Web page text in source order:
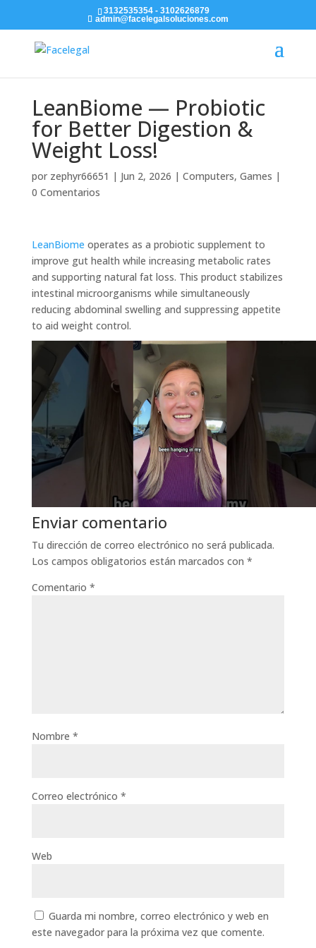
3132535354 - 3102626879
admin@facelegalsoluciones.com
LeanBiome — Probiotic
for Better Digestion &
Weight Loss!
por zephyr66651 | Jun 2, 2026 | Computers, Games |
0 Comentarios
LeanBiome operates as a probiotic supplement to
improve gut health while increasing metabolic rates
and supporting natural fat loss. This product stabilizes
intestinal microorganisms while simultaneously
reducing abdominal swelling and suppressing appetite
to aid weight control.
Enviar comentario
Tu dirección de correo electrónico no será publicada.
Los campos obligatorios están marcados con *
Comentario *
Nombre *
Correo electrónico *
Web
Guarda mi nombre, correo electrónico y web en
este navegador para la próxima vez que comente.